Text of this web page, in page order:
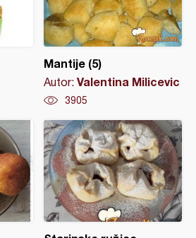
Mantije (5)
Autor: Valentina Milicevic
3905